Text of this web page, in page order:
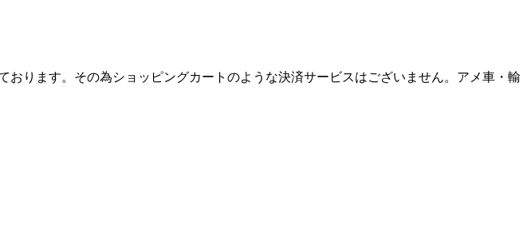
ります。その為ショッピングカートのような決済サービスはございません。アメ車・輸